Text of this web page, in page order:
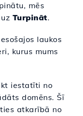
mēs
Turpināt.
laukos
kurus mums
iestatīti no
domēns. Šī
atkarībā no